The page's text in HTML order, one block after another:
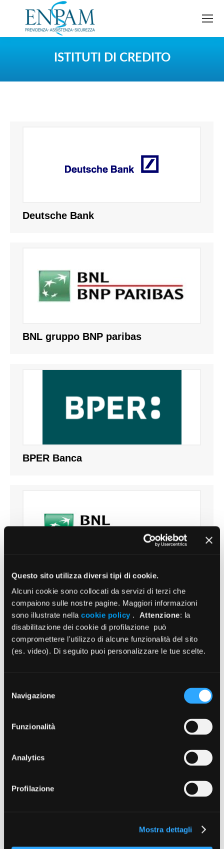
Questo sito utilizza diversi tipi di cookie.
Alcuni cookie sono collocati da servizi di terzi che
compaiono sulle nostre pagine. Maggiori informazioni
sono illustrate nella cookie policy . Attenzione: la
disabilitazione dei cookie di profilazione può
compromettere l'utilizzo di alcune funzionalità del sito
(es. video). Di seguito puoi personalizzare le tue scelte.
delNavigazione
Funzionalità
Analytics
Profilazione
Mostra dettagli
ISTITUTI DI CREDITO
Deutsche Bank
BNL gruppo BNP paribas
BPER Banca
BNL gruppo BNP paribas – cessione
del quinto